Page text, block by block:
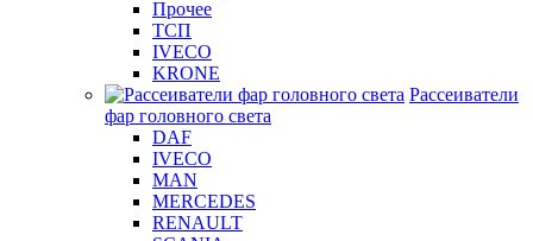
Прочее
ТСП
IVECO
KRONE
Рассеиватели
фар головного света
DAF
IVECO
MAN
MERCEDES
RENAULT